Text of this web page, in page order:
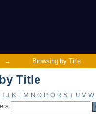
→ Browsing by Title
Title
J K L M N O P Q R S T U V W